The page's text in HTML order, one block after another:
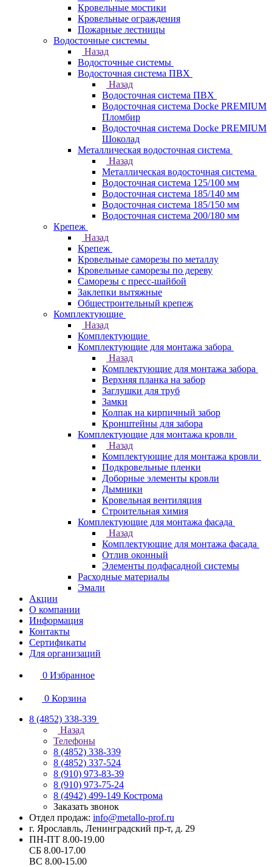
Кровельные мостики
Кровельные ограждения
Пожарные лестницы
Водосточные системы
Назад
Водосточные системы
Водосточная система ПВХ
Назад
Водосточная система ПВХ
Водосточная система Docke PREMIUM
Пломбир
Водосточная система Docke PREMIUM
Шоколад
Металлическая водосточная система
Назад
Металлическая водосточная система
Водосточная система 125/100 мм
Водосточная система 185/140 мм
Водосточная система 185/150 мм
Водосточная система 200/180 мм
Крепеж
Назад
Крепеж
Кровельные саморезы по металлу
Кровельные саморезы по дереву
Саморезы с пресс-шайбой
Заклепки вытяжные
Общестроительный крепеж
Комплектующие
Назад
Комплектующие
Комплектующие для монтажа забора
Назад
Комплектующие для монтажа забора
Верхняя планка на забор
Заглушки для труб
Замки
Колпак на кирпичный забор
Кронштейны для забора
Комплектующие для монтажа кровли
Назад
Комплектующие для монтажа кровли
Подкровельные пленки
Доборные элементы кровли
Дымники
Кровельная вентиляция
Строительная химия
Комплектующие для монтажа фасада
Назад
Комплектующие для монтажа фасада
Отлив оконный
Элементы подфасадной системы
Расходные материалы
Эмали
Акции
О компании
Информация
Контакты
Сертификаты
Для организаций
0 Избранное
0 Корзина
8 (4852) 338-339
Назад
Телефоны
8 (4852) 338-339
8 (4852) 337-524
8 (910) 973-83-39
8 (910) 973-75-24
8 (4942) 499-149 Кострома
Заказать звонок
Отдел продаж: info@metallo-prof.ru
г. Ярославль, Ленинградский пр-т, д. 29
ПН-ПТ 8.00-19.00
СБ 8.00-17.00
ВС 8.00-15.00